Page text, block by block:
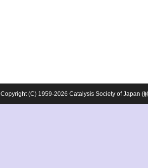
Copyright (C) 1959-2026 Catalysis Society of Japan (